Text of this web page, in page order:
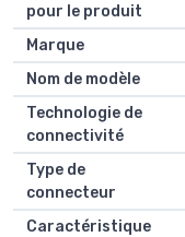
pour le produit
Marque
Nom de modèle
Technologie de
connectivité
Type de
connecteur
Caractéristique